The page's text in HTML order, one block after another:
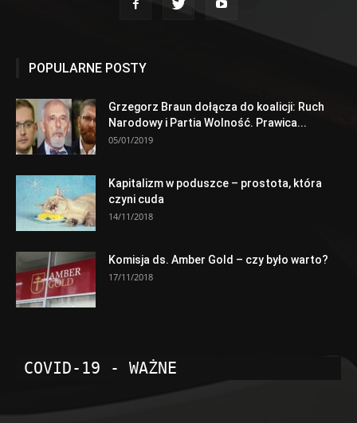
POPULARNE POSTY
Grzegorz Braun dołącza do koalicji: Ruch
Narodowy i Partia Wolność. Prawica...
05/01/2019
Kapitalizm w poduszce – prostota, która
czyni cuda
14/11/2018
Komisja ds. Amber Gold – czy było warto?
17/11/2018
COVID-19 - WAŻNE